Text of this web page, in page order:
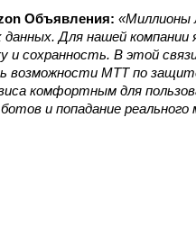
Объявления: «Миллионы
Для нашей компании
сохранность. В этой
возможности МТТ по
комфортным для
и попадание реального